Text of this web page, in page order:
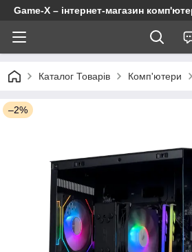
Game-X – інтернет-магазин
Каталог Товарів Комп'ютери
–2%